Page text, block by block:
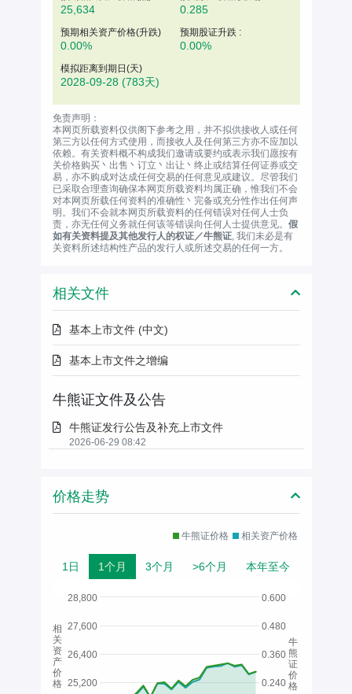
25,634 0.285
预期相关资产价格(升跌)
0.00%
预期股证升跌 :
0.00%
模拟距离到期日(天)
2028-09-28 (783天)
免责声明：
本网页所载资料仅供阁下参考之用，并不拟供接收人或任何
第三方以任何方式使用，而接收人及任何第三方亦不应加以
依赖。有关资料概不构成我们邀请或要约或表示我们愿按有
关价格购买丶出售丶订立丶出让丶终止或结算任何证券或交
易，亦不购成对达成任何交易的任何意见或建议。尽管我们
已采取合理查询确保本网页所载资料均属正确，惟我们不会
对本网页所载任何资料的准确性丶完备或充分性作出任何声
明。我们不会就本网页所载资料的任何错误对任何人士负
责，亦无任何义务就任何该等错误向任何人士提供意见。 假
如有关资料提及其他发行人的权证／牛熊证, 我们未必是有
关资料所述结构性产品的发行人或所述交易的任何一方。
相关文件
基本上市文件 (中文)
基本上市文件之增编
牛熊证文件及公告
牛熊证发行公告及补充上市文件
2026-06-29 08:42
价格走势
牛熊证价格 相关资产价格
1日 1个月 3个月 >6个月 本年至今
26,400
28,800
25,200
27,600
0.240
0.360
0.480
0.600
相
关
资
产
价
格
牛
熊
证
价
格